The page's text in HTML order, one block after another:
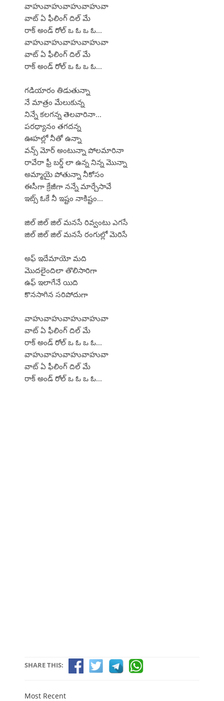
వాహువాహువాహువాహువా
వాట్ ఏ ఫీలింగ్ దిల్ మే
రాక్ అండ్ రోల్ ఒ ఓ ఒ ఓ...
వాహువాహువాహువాహువా
వాట్ ఏ ఫీలింగ్ దిల్ మే
రాక్ అండ్ రోల్ ఒ ఓ ఒ ఓ...
గడియారం తిడుతున్నా
నే మాత్రం మేలుకున్న
నిన్నే కలగన్న తెలవారినా...
పరధ్యానం తగదన్న
ఊహల్లో నీతో ఉన్నా
వన్స్ మోర్ అంటున్నా పోలమారినా
రావేరా ఫ్రీ బర్డ్ లా ఉన్న నిన్న మొన్నా
అమ్మాయై పోతున్నా నీకోసం
ఈసీగా క్రేజీగా నన్నే మార్చేసావే
ఇట్స్ ఓకే నీ ఇష్టం నాకిష్టం...
జిల్ జిల్ జిల్ మనసే రివ్వంటు ఎగసే
జిల్ జిల్ జిల్ మనసే రంగుల్లో మెరిసే
అఫ్ ఇదేమాయో మది
మొదలైందిలా తొలిసారిగా
ఉఫ్ ఇలాగేనే యిది
కొనసాగిన సరిపోదుగా
వాహువాహువాహువాహువా
వాట్ ఏ ఫీలింగ్ దిల్ మే
రాక్ అండ్ రోల్ ఒ ఓ ఒ ఓ...
వాహువాహువాహువాహువా
వాట్ ఏ ఫీలింగ్ దిల్ మే
రాక్ అండ్ రోల్ ఒ ఓ ఒ ఓ...
SHARE THIS:
Most Recent